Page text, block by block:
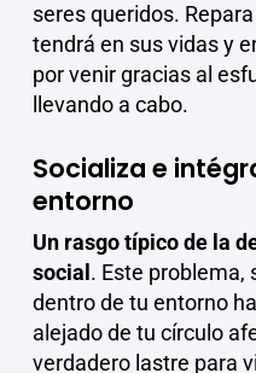
seres queridos.
tendrá en sus vidas y
por venir gracias al
llevando a cabo.
Socializa e
entorno
Un rasgo típico de la
social . Este problema,
dentro de tu entorno
alejado de tu círculo
verdadero lastre para